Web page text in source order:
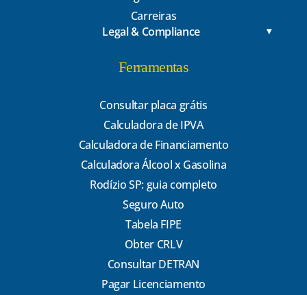
Carreiras
Legal & Compliance
Ferramentas
Consultar placa grátis
Calculadora de IPVA
Calculadora de Financiamento
Calculadora Álcool x Gasolina
Rodízio SP: guia completo
Seguro Auto
Tabela FIPE
Obter CRLV
Consultar DETRAN
Pagar Licenciamento